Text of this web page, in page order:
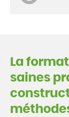
La
saines